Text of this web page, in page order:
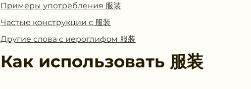
Примеры употребления 服装
Частые конструкции с 服装
Другие слова с иероглифом 服装
Как использовать 服装